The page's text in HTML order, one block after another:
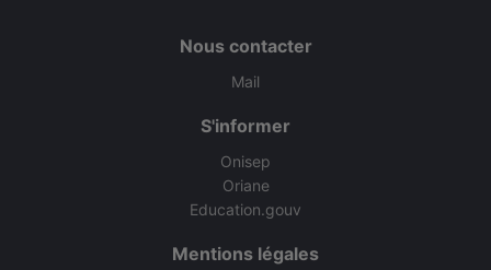
Nous contacter
Mail
S'informer
Onisep
Oriane
Education.gouv
Mentions légales